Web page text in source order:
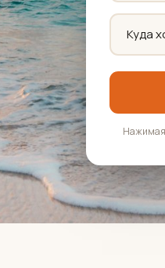
Нажимая